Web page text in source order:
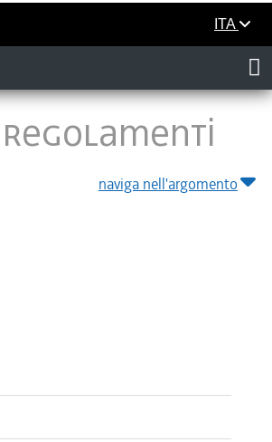
ITA
naviga nell'argomento